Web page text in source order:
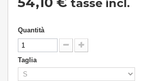
tasse incl.
Quantità
Taglia